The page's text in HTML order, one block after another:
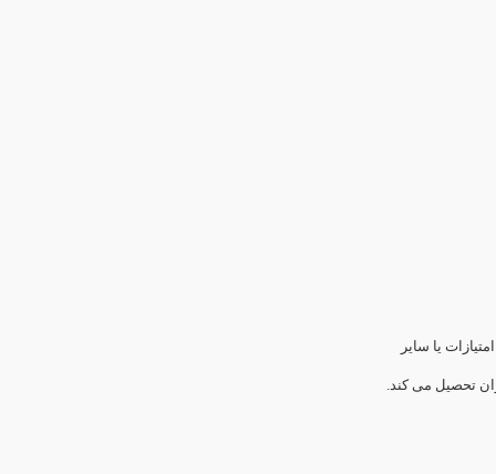
یا سایر
تحصیل می کند.